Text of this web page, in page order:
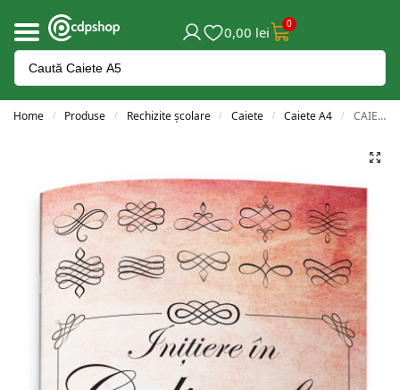
0,00 lei 0
Home / Produse / Rechizite școlare / Caiete / Caiete A4 / CAIET CALIGRAFIE ARTISTICA A4 36 PAGINI